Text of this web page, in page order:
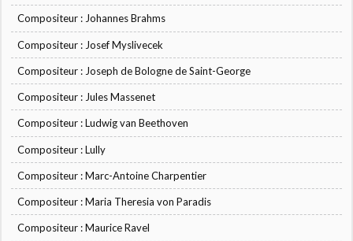
Compositeur : Johannes Brahms
Compositeur : Josef Myslivecek
Compositeur : Joseph de Bologne de Saint-George
Compositeur : Jules Massenet
Compositeur : Ludwig van Beethoven
Compositeur : Lully
Compositeur : Marc-Antoine Charpentier
Compositeur : Maria Theresia von Paradis
Compositeur : Maurice Ravel